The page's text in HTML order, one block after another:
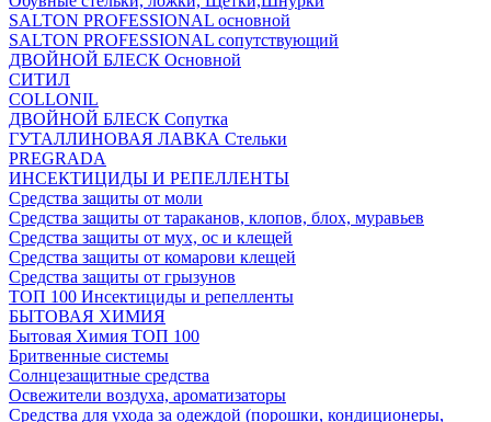
SALTON PROFESSIONAL основной
SALTON PROFESSIONAL сопутствующий
ДВОЙНОЙ БЛЕСК Основной
СИТИЛ
COLLONIL
ДВОЙНОЙ БЛЕСК Сопутка
ГУТАЛЛИНОВАЯ ЛАВКА Стельки
PREGRADA
ИНСЕКТИЦИДЫ И РЕПЕЛЛЕНТЫ
Средства защиты от моли
Средства защиты от тараканов, клопов, блох, муравьев
Средства защиты от мух, ос и клещей
Средства защиты от комарови клещей
Средства защиты от грызунов
ТОП 100 Инсектициды и репелленты
БЫТОВАЯ ХИМИЯ
Бытовая Химия ТОП 100
Бритвенные системы
Солнцезащитные средства
Освежители воздуха, ароматизаторы
Средства для ухода за одеждой (порошки, кондиционеры,